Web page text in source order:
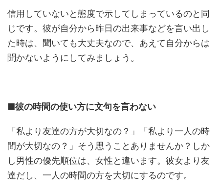
信用していないと態度で示してしまっているのと同
じです。彼が自分から昨日の出来事などを言い出し
た時は、聞いても大丈夫なので、あえて自分からは
聞かないようにしてみましょう。
■彼の時間の使い方に文句を言わない
「私より友達の方が大切なの？」「私より一人の時
間が大切なの？」そう思うことありませんか？しか
し男性の優先順位は、女性と違います。彼女より友
達だし、一人の時間の方を大切にするのです。